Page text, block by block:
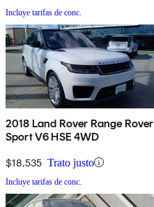
Incluye tarifas de conc.
2018 Land Rover Range Rover
Sport V6 HSE 4WD
$18,535 Trato justo
Incluye tarifas de conc.